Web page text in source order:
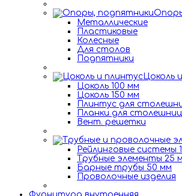
Металлические
Пластиковые
Колесные
Для столов
Подпятники
Цоколь
Цоколь 100 мм
Цоколь 150 мм
Плинтус для
Планки для
Вент. решетки
Рейлинговые системы
Трубные элементы 25
Барные трубы 50 мм
Проволочные изделия